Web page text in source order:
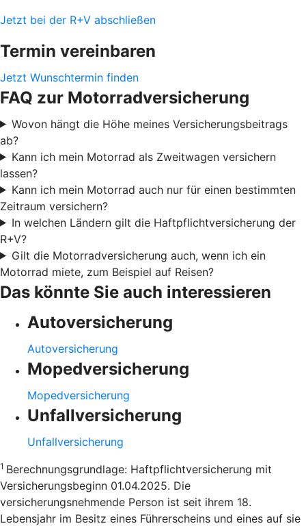
Jetzt bei der R+V abschließen
Termin vereinbaren
Jetzt Wunschtermin finden
FAQ zur Motorradversicherung
Wovon hängt die Höhe meines Versicherungsbeitrags
ab?
Kann ich mein Motorrad als Zweitwagen versichern
lassen?
Kann ich mein Motorrad auch nur für einen bestimmten
Zeitraum versichern?
In welchen Ländern gilt die Haftpflichtversicherung der
R+V?
Gilt die Motorradversicherung auch, wenn ich ein
Motorrad miete, zum Beispiel auf Reisen?
Das könnte Sie auch interessieren
Autoversicherung
Autoversicherung
Mopedversicherung
Mopedversicherung
Unfallversicherung
Unfallversicherung
1 Berechnungsgrundlage: Haftpflichtversicherung mit
Versicherungsbeginn 01.04.2025. Die
versicherungsnehmende Person ist seit ihrem 18.
Lebensjahr im Besitz eines Führerscheins und eines auf sie